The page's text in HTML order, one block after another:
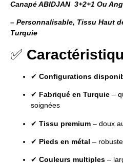
Canapé ABIDJAN 3+2+1 Ou
– Personnalisable, Tissu Haut
Turquie
✅
✔ Configurations
✔ Fabriqué en Turquie –
soignées
✔ Tissu premium – doux
✔ Pieds en métal –
✔ Couleurs multiples –